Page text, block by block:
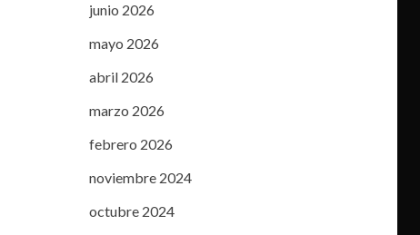
junio 2026
mayo 2026
abril 2026
marzo 2026
febrero 2026
noviembre 2024
octubre 2024